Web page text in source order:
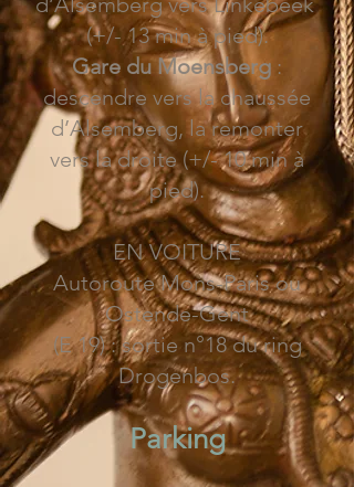
(+/- 13 min à pied).
Gare du Moensberg :
descendre vers la chaussée
d’Alsemberg, la remonter
vers la droite (+/- 10 min à
pied).
EN VOITURE
Autoroute Mons-Paris ou
Ostende-Gent
(E 19) : sortie n°18 du ring
Drogenbos.
Parking